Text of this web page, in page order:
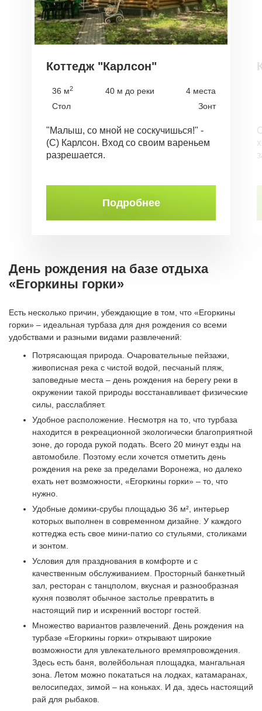
Коттедж "Карлсон"
36 м2 40 м до реки
4 места
Стол
Зонт
"Малыш, со мной не соскучишься!" -
(С) Карлсон. Вход со своим вареньем
разрешается.
Подробнее
День рождения на базе отдыха
«Егоркины горки»
Есть несколько причин, убеждающие в том, что «Егоркины
горки» – идеальная турбаза для дня рождения со всеми
удобствами и разными видами развлечений:
Потрясающая природа. Очаровательные пейзажи,
живописная река с чистой водой, песчаный пляж,
заповедные места – день рождения на берегу реки в
окружении такой природы восстанавливает физические
силы, расслабляет.
Удобное расположение. Несмотря на то, что турбаза
находится в рекреационной экологически благоприятной
зоне, до города рукой подать. Всего 20 минут езды на
автомобиле. Поэтому если хочется отметить день
рождения на реке за пределами Воронежа, но далеко
ехать нет возможности, «Егоркины горки» – то, что
нужно.
Удобные домики-срубы площадью 36 м², интерьер
которых выполнен в современном дизайне. У каждого
коттеджа есть свое мини-патио со стульями, столиками
и зонтом.
Условия для празднования в комфорте и с
качественным обслуживанием. Просторный банкетный
зал, ресторан с танцполом, вкусная и разнообразная
кухня позволят обычное застолье превратить в
настоящий пир и искренний восторг гостей.
Множество вариантов развлечений. День рождения на
турбазе «Егоркины горки» открывают широкие
возможности для увлекательного времяпровождения.
Здесь есть баня, волейбольная площадка, мангальная
зона. Летом можно покататься на лодках, катамаранах,
велосипедах, зимой – на коньках. И да, здесь настоящий
рай для рыбаков.